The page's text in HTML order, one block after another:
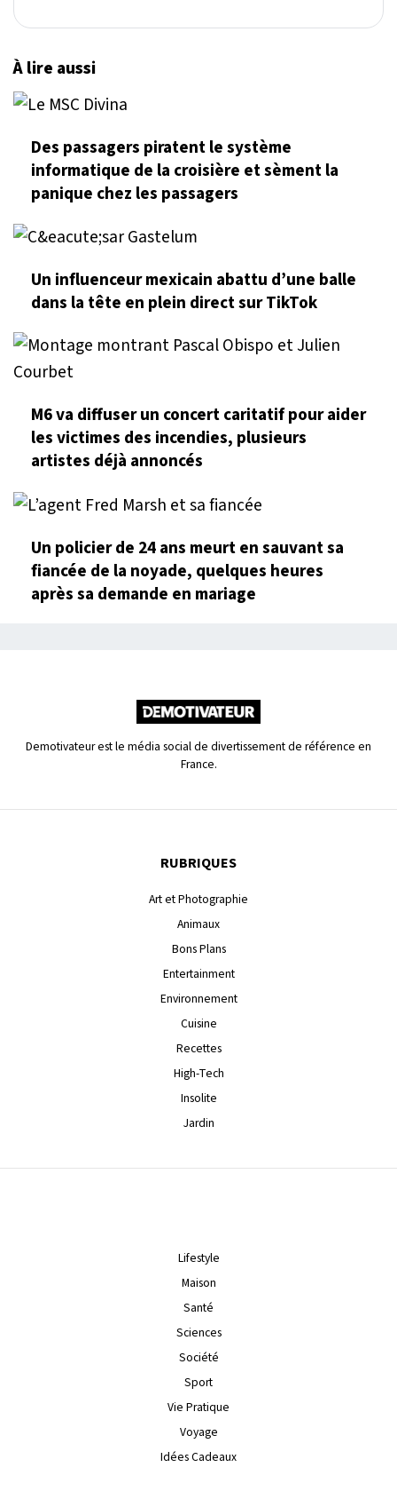
À lire aussi
Des passagers piratent le système
informatique de la croisière et sèment la
panique chez les passagers
Un influenceur mexicain abattu d’une balle
dans la tête en plein direct sur TikTok
M6 va diffuser un concert caritatif pour aider
les victimes des incendies, plusieurs
artistes déjà annoncés
Un policier de 24 ans meurt en sauvant sa
fiancée de la noyade, quelques heures
après sa demande en mariage
Demotivateur est le média social de divertissement de référence en
France.
RUBRIQUES
Art et Photographie
Animaux
Bons Plans
Entertainment
Environnement
Cuisine
Recettes
High-Tech
Insolite
Jardin
Lifestyle
Maison
Santé
Sciences
Société
Sport
Vie Pratique
Voyage
Idées Cadeaux